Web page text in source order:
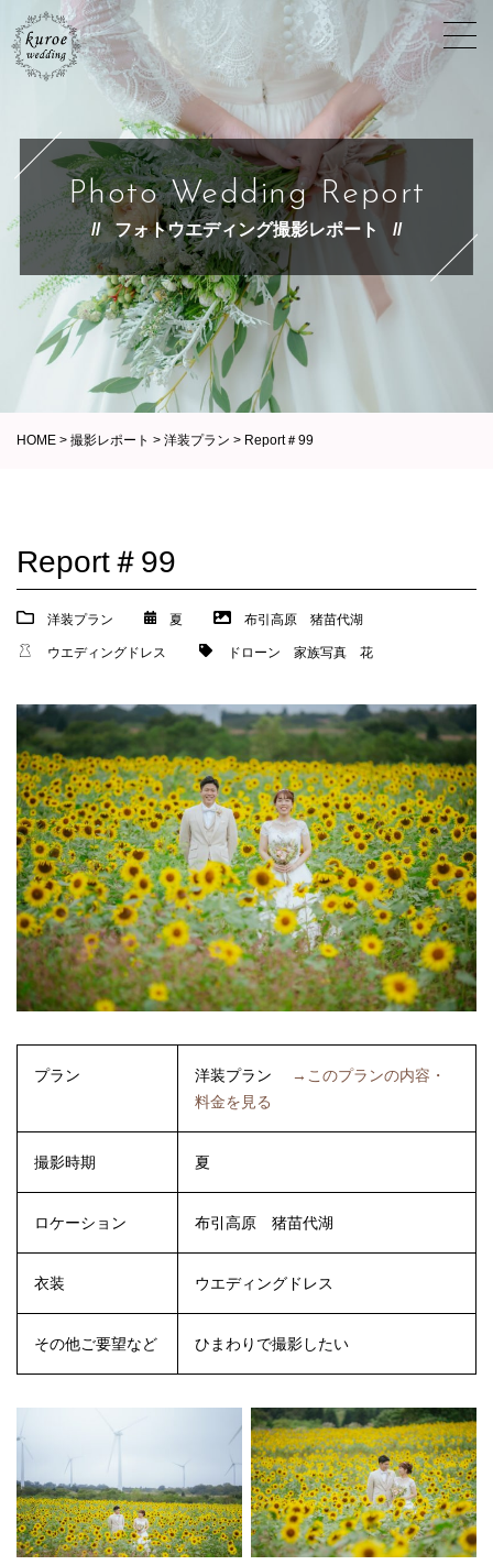
Photo Wedding Report
フォトウエディング撮影レポート
HOME > 撮影レポート > 洋装プラン > Report＃99
Report＃99
洋装プラン 夏 布引高原 猪苗代湖
ウエディングドレス ドローン 家族写真 花
プラン 洋装プラン
→このプランの内容・
料金を見る
撮影時期 夏
ロケーション 布引高原 猪苗代湖
衣装 ウエディングドレス
その他ご要望など ひまわりで撮影したい